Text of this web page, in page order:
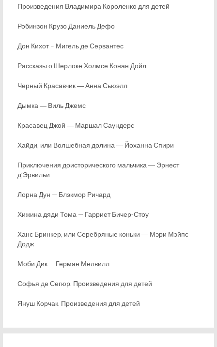
Произведения Владимира Короленко для детей
Робинзон Крузо Даниель Дефо
Дон Кихот – Мигель де Сервантес
Рассказы о Шерлоке Холмсе Конан Дойл
Черный Красавчик ― Анна Сьюэлл
Дымка ― Виль Джемс
Красавец Джой ― Маршал Саундерс
Хайди, или Волшебная долина ― Йоханна Спири
Приключения доисторического мальчика ― Эрнест
д’Эрвильи
Лорна Дун — Блэкмор Ричард
Хижина дяди Тома — Гарриет Бичер-Стоу
Ханс Бринкер, или Серебряные коньки ― Мэри Мэйпс
Додж
Моби Дик — Герман Мелвилл
Софья де Сегюр. Произведения для детей
Януш Корчак. Произведения для детей